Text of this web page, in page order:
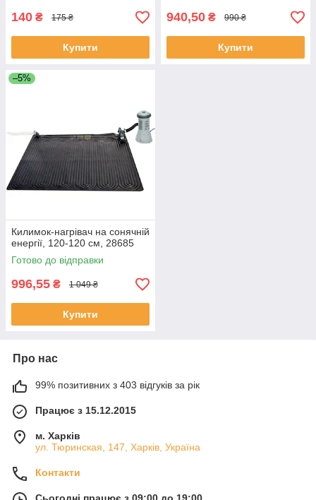
140 ₴ 175 ₴
Купити
940,50 ₴ 990 ₴
Купити
–5%
Килимок-нагрівач на сонячній
енергії, 120-120 см, 28685
Готово до відправки
996,55 ₴ 1 049 ₴
Купити
Про нас
99% позитивних з 403 відгуків за рік
Працює з 15.12.2015
м. Харків
ул. Тюринская, 147, Харків, Україна
Контакти